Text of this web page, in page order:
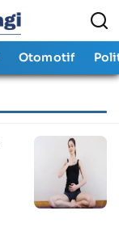
Otomotif